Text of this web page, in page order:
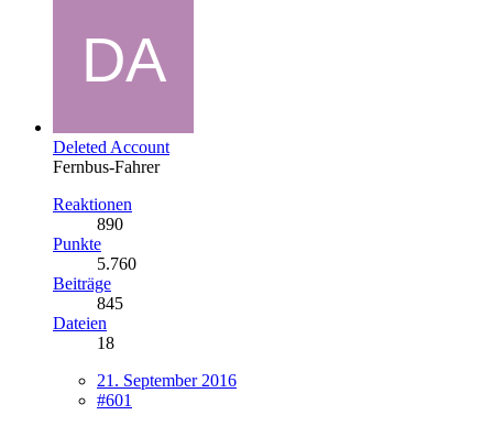
Deleted Account
Fernbus-Fahrer
Reaktionen
890
Punkte
5.760
Beiträge
845
Dateien
18
21. September 2016
#601